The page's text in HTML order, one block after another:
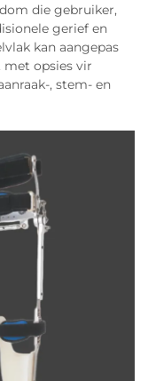
die gebruiker,
gerief en
kan aangepas
opsies vir
, stem- en